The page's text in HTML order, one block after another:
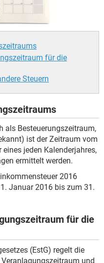
für die
Steuern
als Besteuerungszeitraum,
ist der Zeitraum vom
jeden Kalenderjahres,
ermittelt werden.
2016
Januar 2016 bis zum 31.
für die
(EstG) regelt die
und